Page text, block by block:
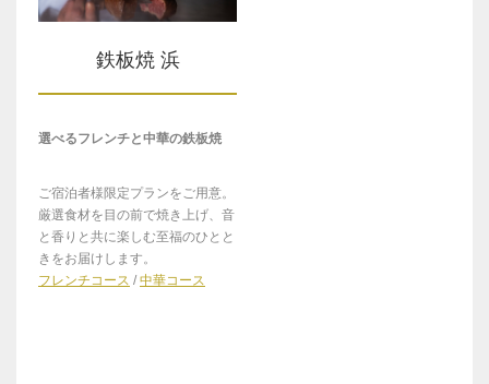
鉄板焼 浜
選べるフレンチと中華の鉄板焼
ご宿泊者様限定プランをご用意。
厳選食材を目の前で焼き上げ、音
と香りと共に楽しむ至福のひとと
きをお届けします。
フレンチコース /中華コース